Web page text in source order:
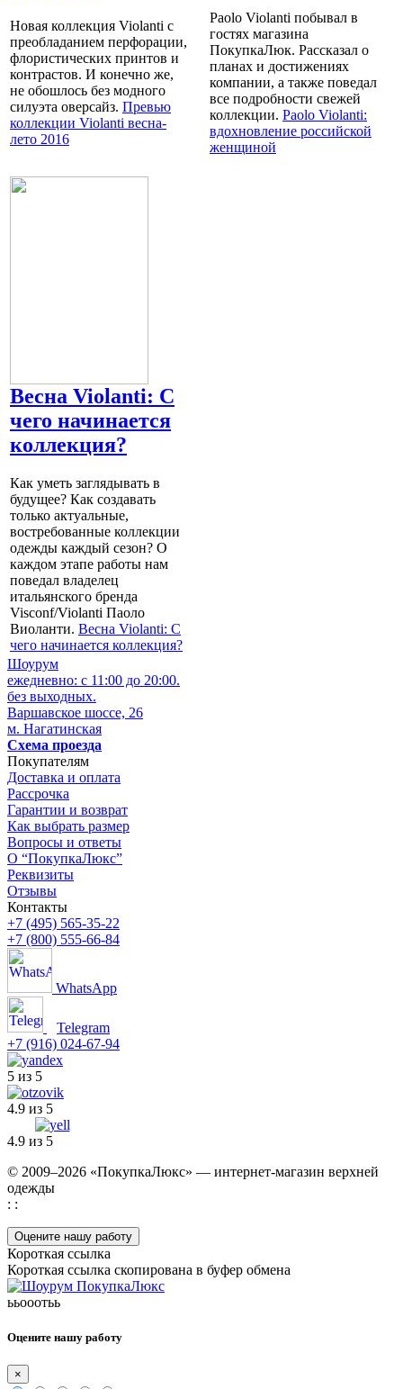
Новая коллекция Violanti с
преобладанием перфорации,
флористических принтов и
контрастов. И конечно же,
не обошлось без модного
силуэта оверсайз. Превью
коллекции Violanti весна-
лето 2016
Paolo Violanti побывал в
гостях магазина
ПокупкаЛюк. Рассказал о
планах и достижениях
компании, а также поведал
все подробности свежей
коллекции. Paolo Violanti:
вдохновление российской
женщиной
Весна Violanti: С
чего начинается
коллекция?
Как уметь заглядывать в
будущее? Как создавать
только актуальные,
востребованные коллекции
одежды каждый сезон? О
каждом этапе работы нам
поведал владелец
итальянского бренда
Visconf/Violanti Паоло
Виоланти. Весна Violanti: С
чего начинается коллекция?
Шоурум
ежедневно: с 11:00 до 20:00.
без выходных.
Варшавское шоссе, 26
м. Нагатинская
Схема проезда
Покупателям
Доставка и оплата
Рассрочка
Гарантии и возврат
Как выбрать размер
Вопросы и ответы
О “ПокупкаЛюкс”
Реквизиты
Отзывы
Контакты
+7 (495) 565-35-22
+7 (800) 555-66-84
WhatsApp
Telegram
+7 (916) 024-67-94
5 из 5
4.9 из 5
4.9 из 5
© 2009–2026 «ПокупкаЛюкс» — интернет-магазин верхней
одежды
: :
Оцените нашу работу
Короткая ссылка
Короткая ссылка скопирована в буфер обмена
ььооотьь
Оцените нашу работу
×